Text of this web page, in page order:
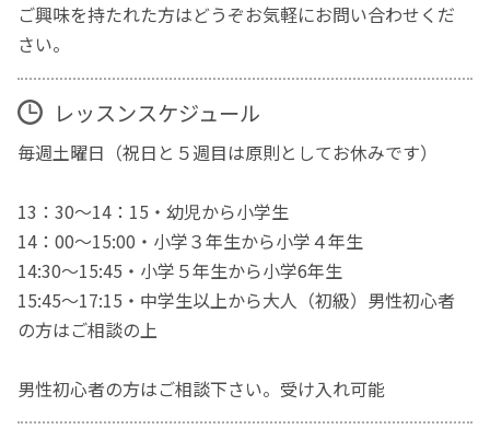
ご興味を持たれた方はどうぞお気軽にお問い合わせくだ
さい。
レッスンスケジュール
毎週土曜日（祝日と５週目は原則としてお休みです）
13：30～14：15・幼児から小学生
14：00～15:00・小学３年生から小学４年生
14:30〜15:45・小学５年生から小学6年生
15:45〜17:15・中学生以上から大人（初級）男性初心者
の方はご相談の上
男性初心者の方はご相談下さい。受け入れ可能